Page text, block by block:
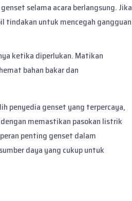
selama acara berlangsung. Jika
tindakan untuk mencegah gangguan
ketika diperlukan. Matikan
bahan bakar dan
penyedia genset yang terpercaya,
memastikan pasokan listrik
penting genset dalam
daya yang cukup untuk